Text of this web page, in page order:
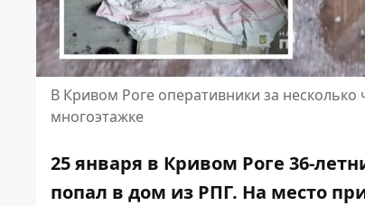
В Кривом Роге оперативники за
многоэтажке
25 января в Кривом Роге 36-
попал в дом из РПГ. На место